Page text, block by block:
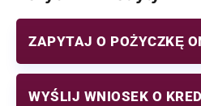
ZAPYTAJ O POŻYCZKĘ
WYŚLIJ WNIOSEK O